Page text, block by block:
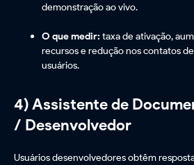
demonstração ao vivo.
O que medir: taxa de ativação,
recursos e redução nos contatos
usuários.
4) Assistente de
/ Desenvolvedor
Usuários desenvolvedores obtêm